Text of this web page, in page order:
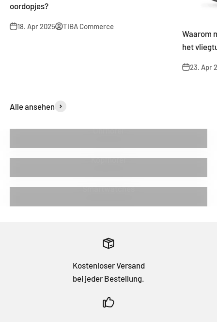
oordopjes?
18. Apr 2025 TIBA Commerce
Waarom
het
23. Apr
Alle ansehen
Ohrhörer
Kopfhörer
Smartwatches
Kostenloser Versand
bei jeder Bestellung.